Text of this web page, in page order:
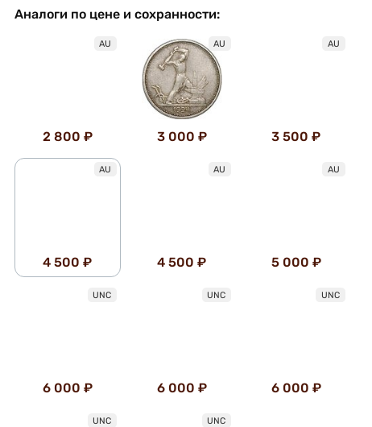
Аналоги по цене и сохранности:
AU
2 800 ₽
AU
3 000 ₽
AU
3 500 ₽
AU
4 500 ₽
AU
4 500 ₽
AU
5 000 ₽
UNC
6 000 ₽
UNC
6 000 ₽
UNC
6 000 ₽
UNC UNC